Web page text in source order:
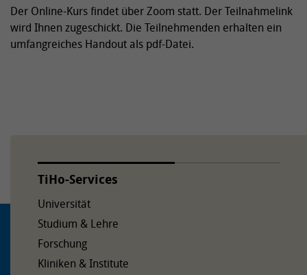
Der Online-Kurs findet über Zoom statt. Der Teilnahmelink
wird Ihnen zugeschickt. Die Teilnehmenden erhalten ein
umfangreiches Handout als pdf-Datei.
TiHo-Services
Universität
Studium & Lehre
Forschung
Kliniken & Institute